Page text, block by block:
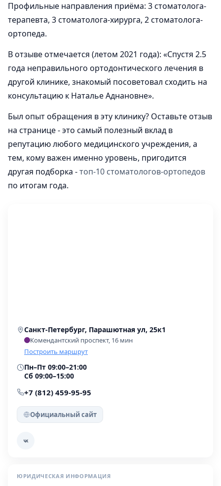
Профильные направления приёма: 3 стоматолога-
терапевта, 3 стоматолога-хирурга, 2 стоматолога-
ортопеда.
В отзыве отмечается (летом 2021 года): «Спустя 2.5
года неправильного ортодонтического лечения в
другой клинике, знакомый посоветовал сходить на
консультацию к Наталье Аднановне».
Был опыт обращения в эту клинику? Оставьте отзыв
на странице - это самый полезный вклад в
репутацию любого медицинского учреждения, а
тем, кому важен именно уровень, пригодится
другая подборка -топ-10 стоматологов-ортопедов
по итогам года.
Санкт-Петербург, Парашютная ул, 25к1
Комендантский проспект, 16 мин
Построить маршрут
Пн–Пт 09:00–21:00
Сб 09:00–15:00
+7 (812) 459-95-95
Официальный сайт
ЮРИДИЧЕСКАЯ ИНФОРМАЦИЯ